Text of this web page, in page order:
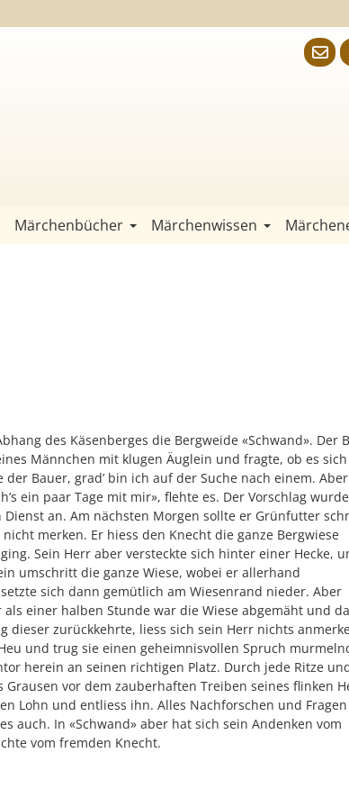
Märchenbücher Märchenwissen
des Käsenberges die Bergweide «Schwand». Der
Männchen mit klugen Äuglein und fragte, ob es
Bauer, grad’ bin ich auf der Suche nach einem.
ein paar Tage mit mir», flehte es. Der Vorschlag wurde
an. Am nächsten Morgen sollte er Grünfutter
merken. Er hiess den Knecht die ganze Bergwiese
Sein Herr aber versteckte sich hinter einer Hecke,
umschritt die ganze Wiese, wobei er allerhand
sich dann gemütlich am Wiesenrand nieder. Aber
einer halben Stunde war die Wiese abgemäht und
zurückkehrte, liess sich sein Herr nichts
und trug sie einen geheimnisvollen Spruch
herein an seinen richtigen Platz. Durch jede Ritze
vor dem zauberhaften Treiben seines flinken
Lohn und entliess ihn. Alles Nachforschen und
auch. In «Schwand» aber hat sich sein Andenken vom
vom fremden Knecht.